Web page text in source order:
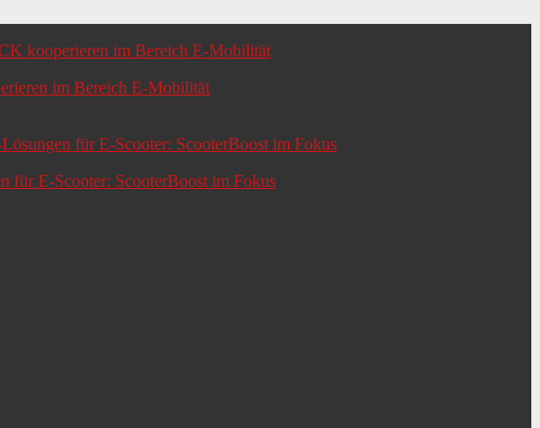
im Bereich E-Mobilität
für E-Scooter: ScooterBoost im Fokus